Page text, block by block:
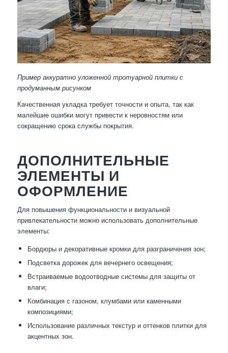
Пример аккуратно уложенной тротуарной плитки с
продуманным рисунком
Качественная укладка требует точности и опыта, так как
малейшие ошибки могут привести к неровностям или
сокращению срока службы покрытия.
ДОПОЛНИТЕЛЬНЫЕ
ЭЛЕМЕНТЫ И
ОФОРМЛЕНИЕ
Для повышения функциональности и визуальной
привлекательности можно использовать дополнительные
элементы:
Бордюры и декоративные кромки для разграничения зон;
Подсветка дорожек для вечернего освещения;
Встраиваемые водоотводные системы для защиты от
влаги;
Комбинация с газоном, клумбами или каменными
композициями;
Использование различных текстур и оттенков плитки для
акцентных зон.